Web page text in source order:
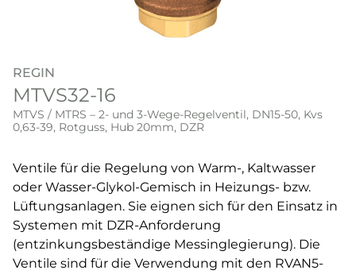
REGIN
MTVS32-16
MTVS / MTRS – 2- und 3-Wege-Regelventil, DN15-50, Kvs
0,63-39, Rotguss, Hub 20mm, DZR
Ventile für die Regelung von Warm-, Kaltwasser
oder Wasser-Glykol-Gemisch in Heizungs- bzw.
Lüftungsanlagen. Sie eignen sich für den Einsatz in
Systemen mit DZR-Anforderung
(entzinkungsbeständige Messinglegierung). Die
Ventile sind für die Verwendung mit den RVAN5-